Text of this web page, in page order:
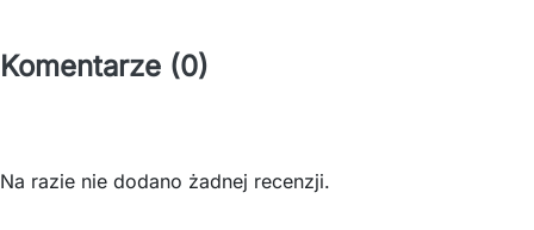
Komentarze (0)
Na razie nie dodano żadnej recenzji.